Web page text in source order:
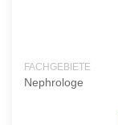
FACHGEBIETE
Nephrologe